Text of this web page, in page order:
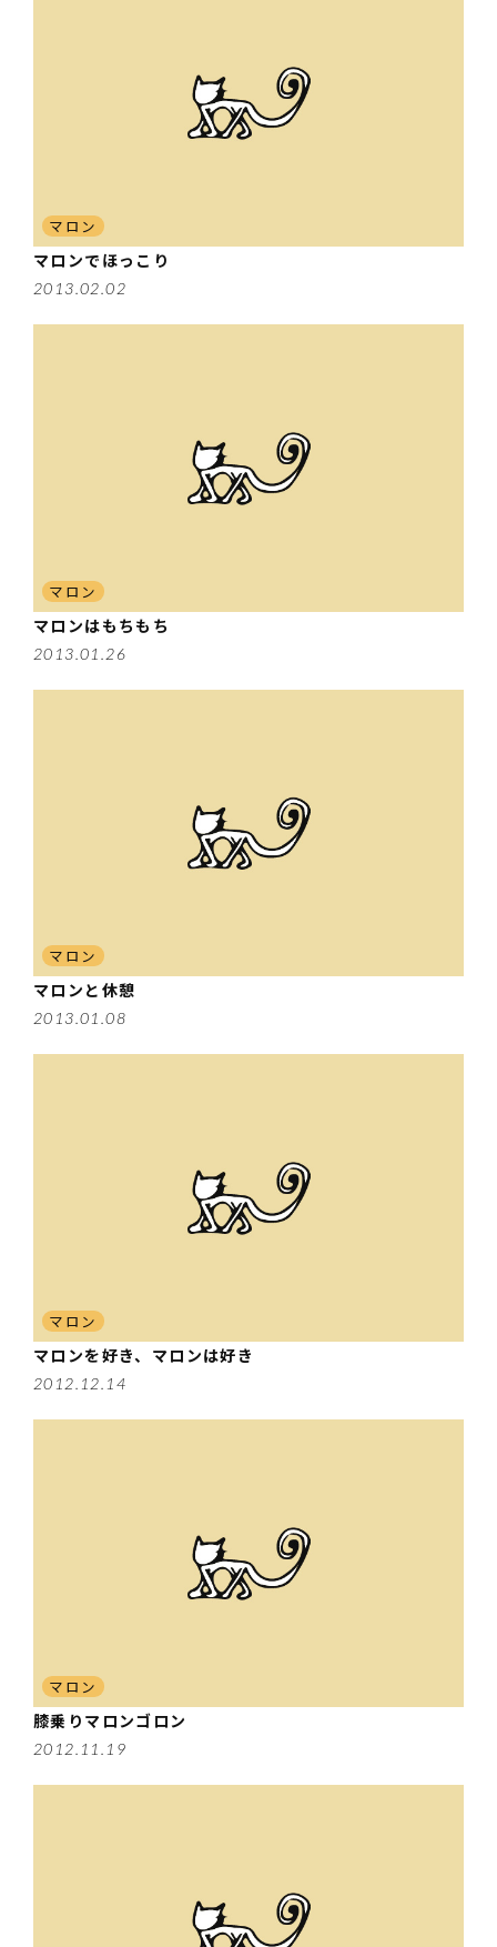
マロン
マロンでほっこり
2013.02.02
マロン
マロンはもちもち
2013.01.26
マロン
マロンと休憩
2013.01.08
マロン
マロンを好き、マロンは好き
2012.12.14
マロン
膝乗りマロンゴロン
2012.11.19